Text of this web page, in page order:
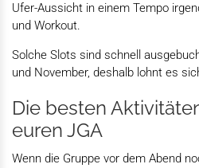
Ufer-Aussicht in einem Tempo
und Workout.
Solche Slots sind schnell
und November, deshalb lohnt es
Die besten
euren JGA
Wenn die Gruppe vor dem Abend